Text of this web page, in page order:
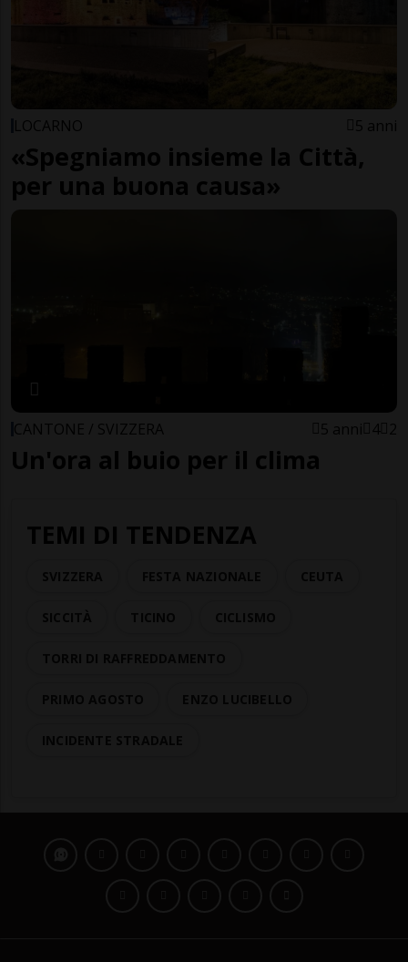
LOCARNO 5 anni
«Spegniamo insieme la Città,
per una buona causa»
CANTONE / SVIZZERA 5 anni 4 2
Un'ora al buio per il clima
TEMI DI TENDENZA